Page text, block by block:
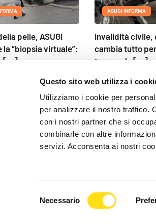
Questo sito web utilizza i
Utilizziamo i cookie per
per analizzare il nostro traffico.
con i nostri partner che si
combinarle con altre
servizi. Acconsenta ai nostri
Necessario
pelle, ASUGI
la “biopsia virtuale”:
[...]
ASUGI INFORMA
Invalidità civile,
cambia tutto
tornano le [...]
25 Maggio 2026